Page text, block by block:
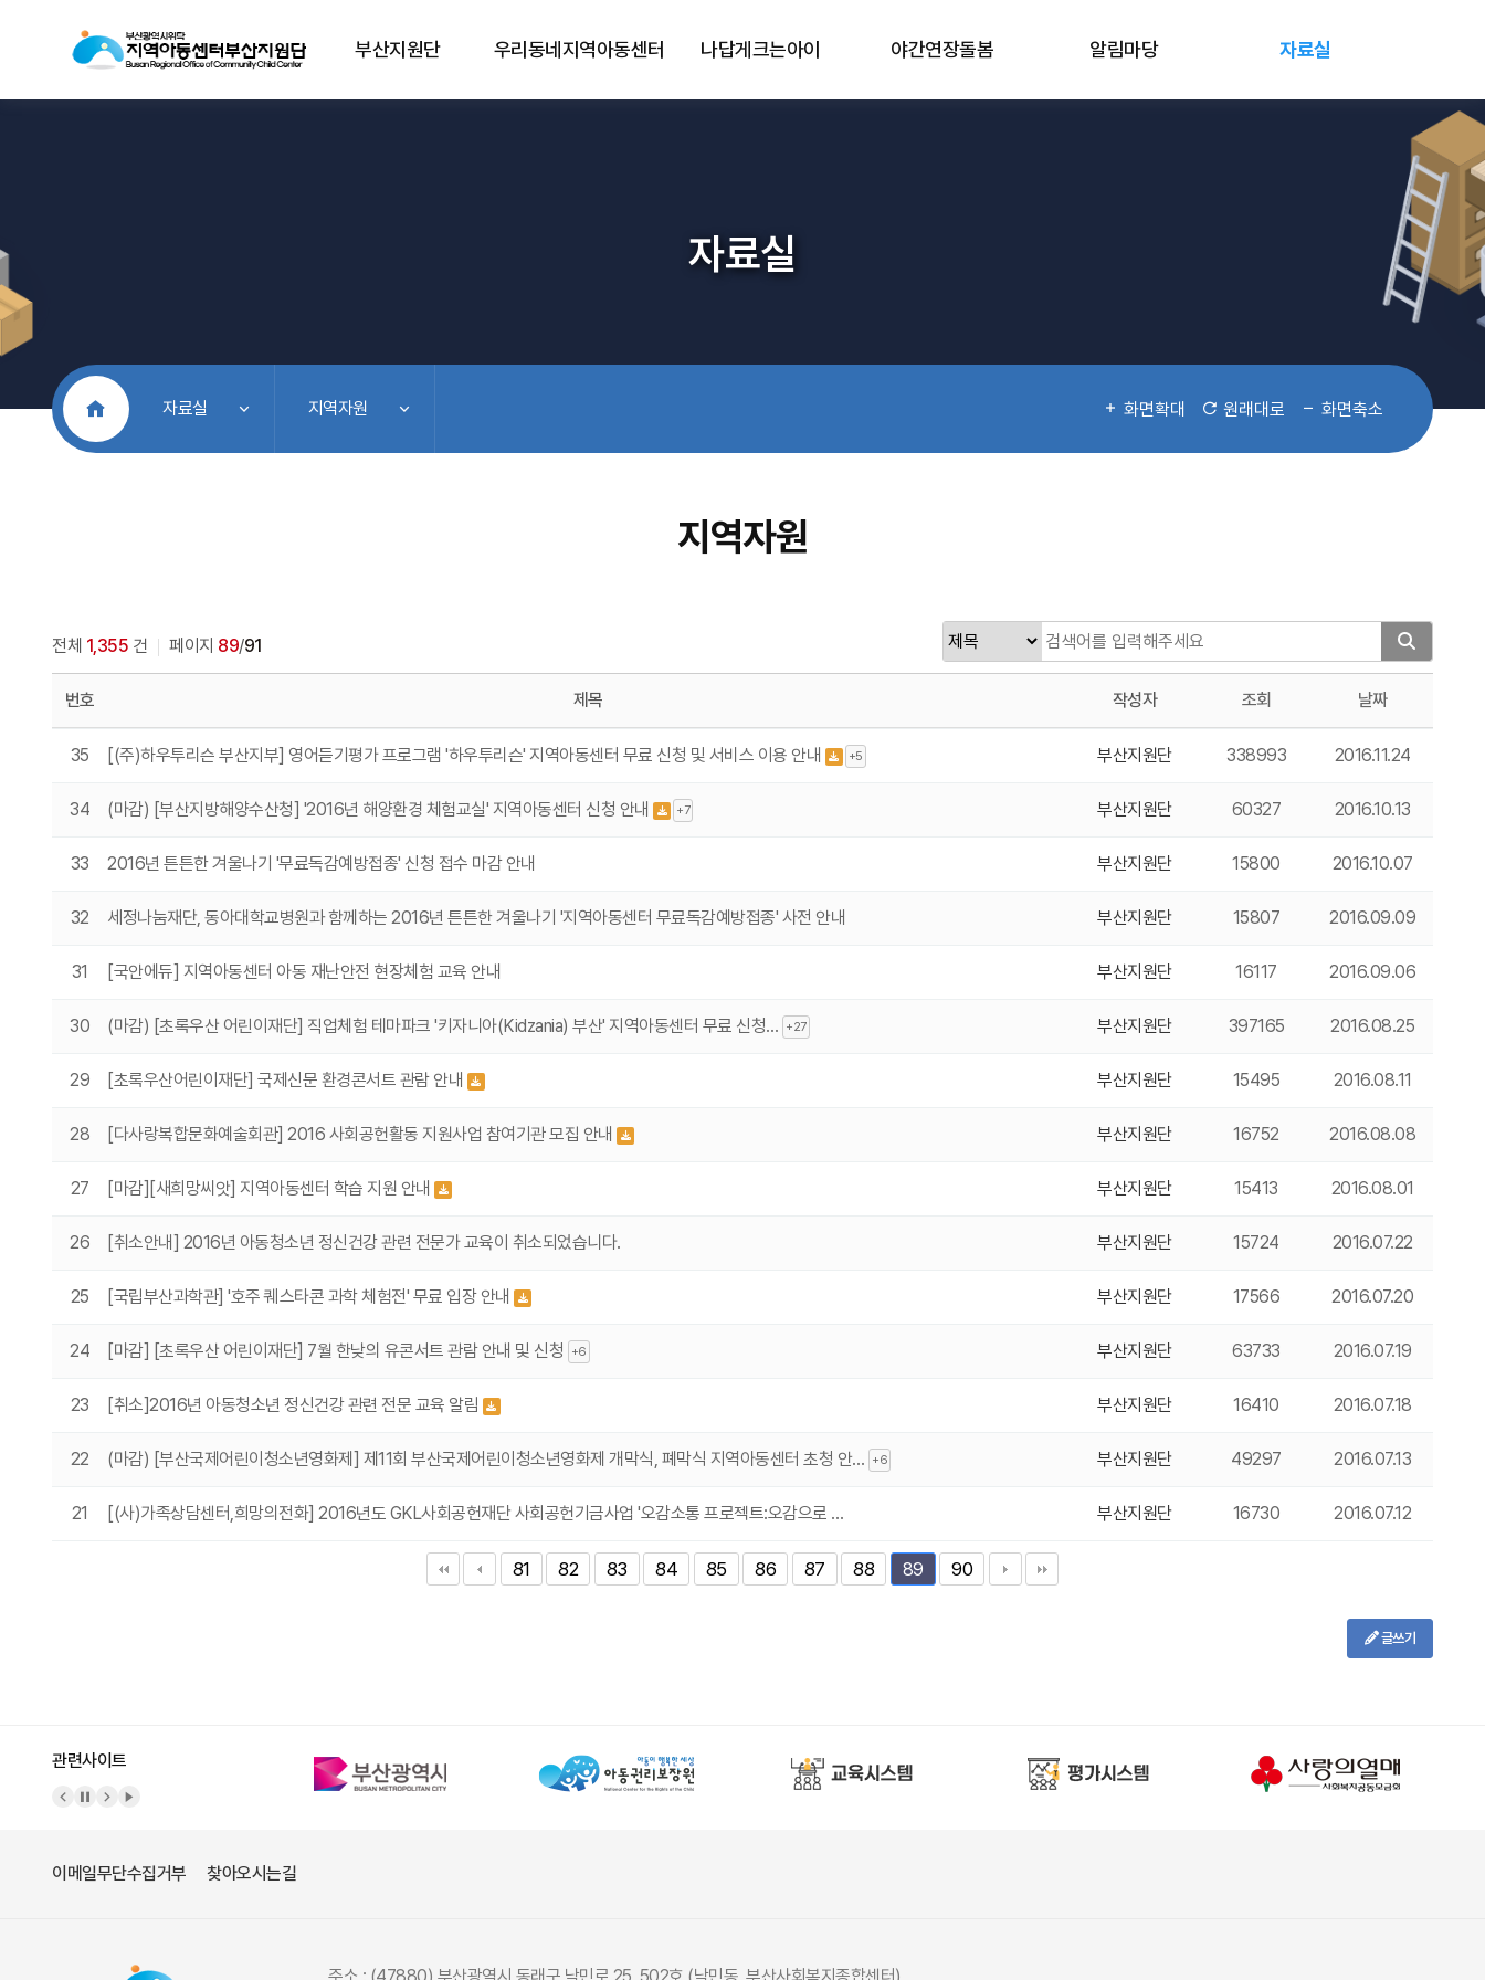
부산지원단 우리동네지역아동센터 나답게크는아이 야간연장돌봄 알림마당 자료실
자료실
처음으로자료실 지역자원 화면확대 원래대로 화면축소
지역자원
전체 1,355 건 페이지 89/91
번호 제목 작성자 조회 날짜
35 [(주)하우투리슨 부산지부] 영어듣기평가 프로그램 '하우투리슨' 지역아동센터 무료 신청 및 서비스 이용 안내 +5 부산지원단 338993 2016.11.24
34 (마감) [부산지방해양수산청] '2016년 해양환경 체험교실' 지역아동센터 신청 안내 +7 부산지원단 60327 2016.10.13
33 2016년 튼튼한 겨울나기 '무료독감예방접종' 신청 접수 마감 안내 부산지원단 15800 2016.10.07
32 세정나눔재단, 동아대학교병원과 함께하는 2016년 튼튼한 겨울나기 '지역아동센터 무료독감예방접종' 사전 안내 부산지원단 15807 2016.09.09
31 [국안에듀] 지역아동센터 아동 재난안전 현장체험 교육 안내 부산지원단 16117 2016.09.06
30 (마감) [초록우산 어린이재단] 직업체험 테마파크 '키자니아(Kidzania) 부산' 지역아동센터 무료 신청… +27 부산지원단 397165 2016.08.25
29 [초록우산어린이재단] 국제신문 환경콘서트 관람 안내 부산지원단 15495 2016.08.11
28 [다사랑복합문화예술회관] 2016 사회공헌활동 지원사업 참여기관 모집 안내 부산지원단 16752 2016.08.08
27 [마감][새희망씨앗] 지역아동센터 학습 지원 안내 부산지원단 15413 2016.08.01
26 [취소안내] 2016년 아동청소년 정신건강 관련 전문가 교육이 취소되었습니다. 부산지원단 15724 2016.07.22
25 [국립부산과학관] '호주 퀘스타콘 과학 체험전' 무료 입장 안내 부산지원단 17566 2016.07.20
24 [마감] [초록우산 어린이재단] 7월 한낮의 유콘서트 관람 안내 및 신청 +6 부산지원단 63733 2016.07.19
23 [취소]2016년 아동청소년 정신건강 관련 전문 교육 알림 부산지원단 16410 2016.07.18
22 (마감) [부산국제어린이청소년영화제] 제11회 부산국제어린이청소년영화제 개막식, 폐막식 지역아동센터 초청 안… +6 부산지원단 49297 2016.07.13
21 [(사)가족상담센터,희망의전화] 2016년도 GKL사회공헌재단 사회공헌기금사업 '오감소통 프로젝트:오감으로 … 부산지원단 16730 2016.07.12
81 82 83 84 85 86 87 88 89 90
다음 맨끝
글쓰기
관련사이트
이메일무단수집거부 찾아오시는길